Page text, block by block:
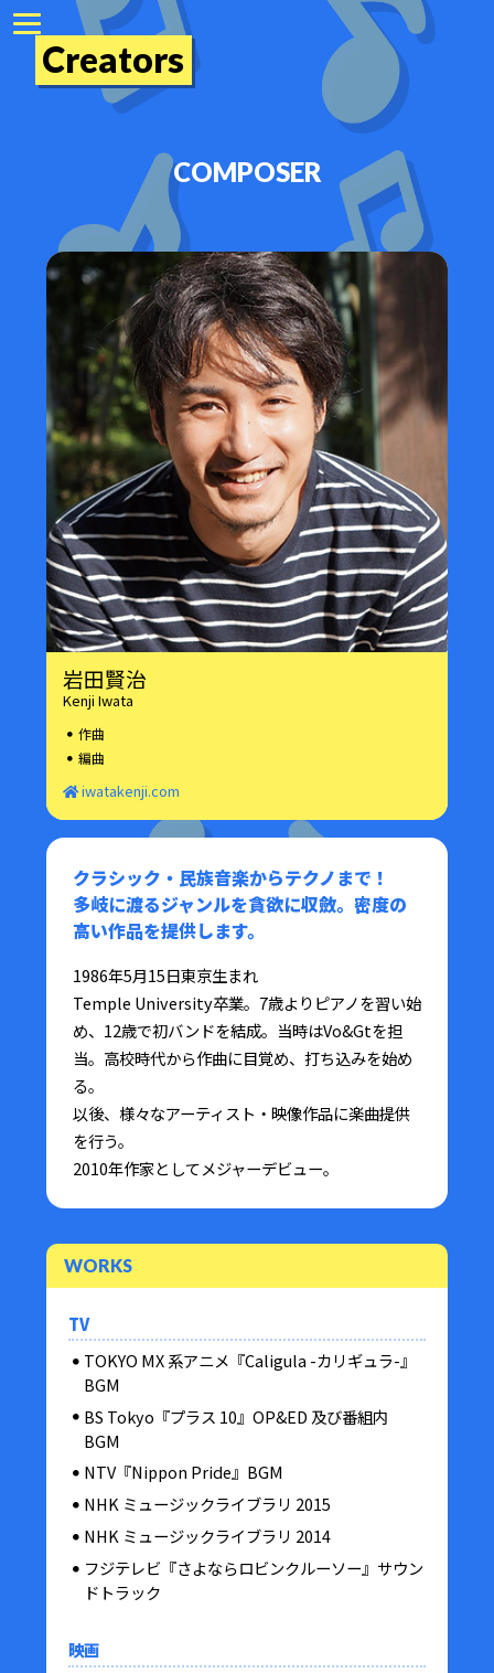
Creators
COMPOSER
岩田賢治
Kenji Iwata
作曲
編曲
iwatakenji.com
クラシック・民族音楽からテクノまで！
多岐に渡るジャンルを貪欲に収斂。密度の
高い作品を提供します。
1986年5月15日東京生まれ
Temple University卒業。7歳よりピアノを習い始
め、12歳で初バンドを結成。当時はVo&Gtを担
当。高校時代から作曲に目覚め、打ち込みを始め
る。
以後、様々なアーティスト・映像作品に楽曲提供
を行う。
2010年作家としてメジャーデビュー。
WORKS
TV
TOKYO MX 系アニメ『Caligula -カリギュラ-』
BGM
BS Tokyo『プラス 10』OP&ED 及び番組内
BGM
NTV『Nippon Pride』BGM
NHK ミュージックライブラリ 2015
NHK ミュージックライブラリ 2014
フジテレビ『さよならロビンクルーソー』サウン
ドトラック
映画